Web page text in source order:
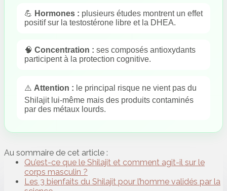
💪 Hormones : plusieurs études montrent un effet
positif sur la testostérone libre et la DHEA.
🧠 Concentration : ses composés antioxydants
participent à la protection cognitive.
⚠️ Attention : le principal risque ne vient pas du
Shilajit lui-même mais des produits contaminés
par des métaux lourds.
Au sommaire de cet article :
Qu’est-ce que le Shilajit et comment agit-il sur le
corps masculin ?
Les 3 bienfaits du Shilajit pour l’homme validés par la